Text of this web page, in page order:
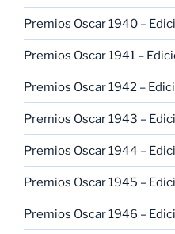
Premios Oscar 1940 –
Premios Oscar 1941 –
Premios Oscar 1942 –
Premios Oscar 1943 –
Premios Oscar 1944 –
Premios Oscar 1945 –
Premios Oscar 1946 –